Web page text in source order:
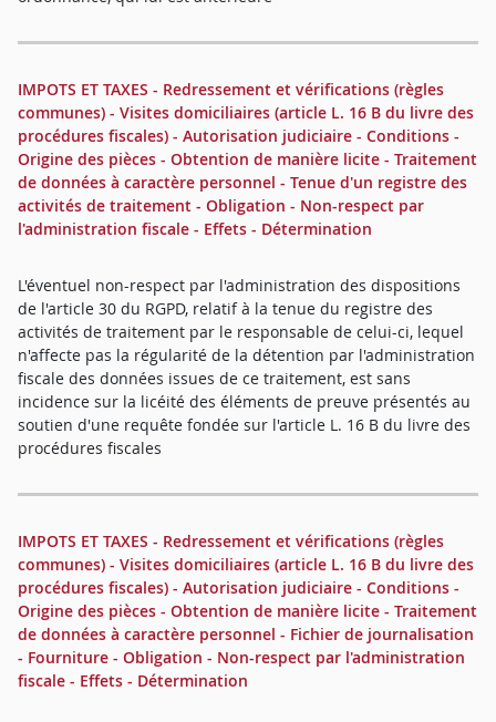
IMPOTS ET TAXES - Redressement et vérifications (règles
communes) - Visites domiciliaires (article L. 16 B du livre des
procédures fiscales) - Autorisation judiciaire - Conditions -
Origine des pièces - Obtention de manière licite - Traitement
de données à caractère personnel - Tenue d'un registre des
activités de traitement - Obligation - Non-respect par
l'administration fiscale - Effets - Détermination
L'éventuel non-respect par l'administration des dispositions
de l'article 30 du RGPD, relatif à la tenue du registre des
activités de traitement par le responsable de celui-ci, lequel
n'affecte pas la régularité de la détention par l'administration
fiscale des données issues de ce traitement, est sans
incidence sur la licéité des éléments de preuve présentés au
soutien d'une requête fondée sur l'article L. 16 B du livre des
procédures fiscales
IMPOTS ET TAXES - Redressement et vérifications (règles
communes) - Visites domiciliaires (article L. 16 B du livre des
procédures fiscales) - Autorisation judiciaire - Conditions -
Origine des pièces - Obtention de manière licite - Traitement
de données à caractère personnel - Fichier de journalisation
- Fourniture - Obligation - Non-respect par l'administration
fiscale - Effets - Détermination